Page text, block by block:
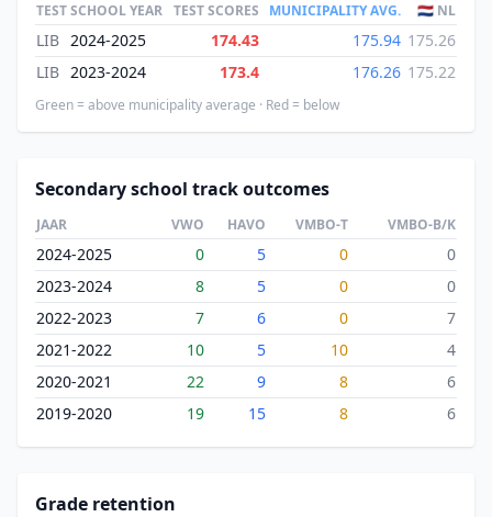
TESTSCHOOL YEAR TEST SCORES MUNICIPALITY AVG. 🇳🇱 NL
LIB 2024-2025 174.43 175.94 175.26
LIB 2023-2024 173.4 176.26 175.22
Green = above municipality average · Red = below
Secondary school track outcomes
JAAR VWO HAVO VMBO-T VMBO-B/K
2024-2025 0 5 0
0
2023-2024
8 5 0
0
2022-2023
7 6 0
7
2021-2022
10 5 10
4
2020-2021
22 9 8
6
2019-2020
19 15 8 6
Grade retention